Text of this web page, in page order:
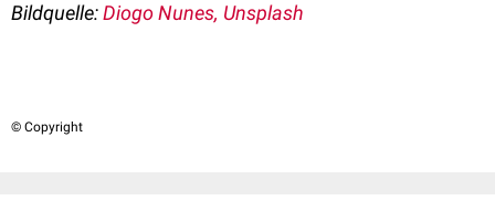
Bildquelle:Diogo Nunes, Unsplash
© Copyright